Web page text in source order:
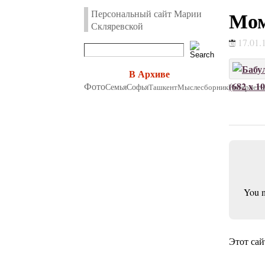
Персональный сайт Марии
Скляревской
В Архиве
ФотоСемьяСофьяТашкентМыслесборникИнтернетЯ
(682 x
You
Этот